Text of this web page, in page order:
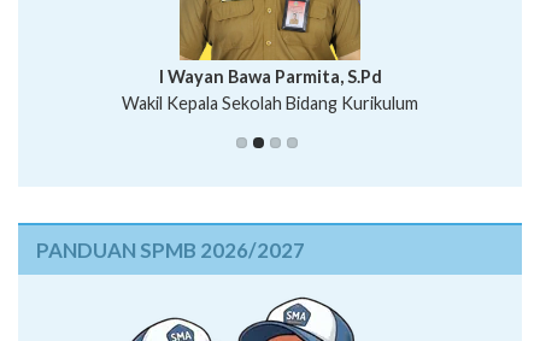
Putu Suhartana, S.Pd.
I Wayan Bawa Parmita, S.Pd
Wakil Kepala Sekolah Bidang Kurikulum
I Wayan Gede Aditya Pratita, S.Pd., M.Sn
Ni Wayan Nopi Sutantri, S.Pd.
PANDUAN SPMB 2026/2027